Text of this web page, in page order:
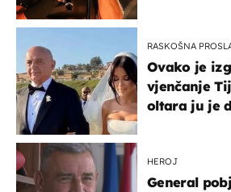
RASKOŠNA
Ovako je
vjenčanje
oltara ju je
HEROJ
General